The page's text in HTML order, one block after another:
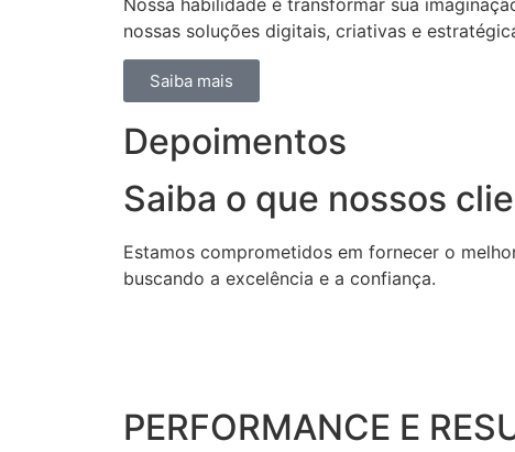
nossas soluções digitais, criativas e
Saiba mais
Depoimentos
Saiba o que nossos
Estamos comprometidos em fornecer o
buscando a excelência e a confiança.
PERFORMANCE E